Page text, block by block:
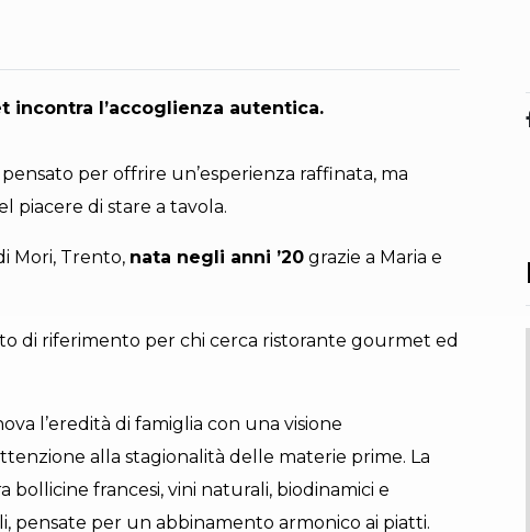
incontra l’accoglienza autentica.
per offrire un’esperienza raffinata, ma
piacere di stare a tavola.
Mori, Trento, nata negli anni ’20 grazie a Maria e
di riferimento per chi cerca ristorante gourmet ed
l’eredità di famiglia con una visione
alla stagionalità delle materie prime. La
francesi, vini naturali, biodinamici e
pensate per un abbinamento armonico ai piatti.